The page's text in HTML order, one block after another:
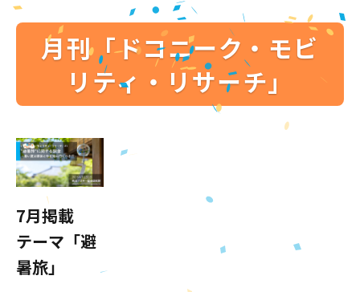
月刊「ドコニーク・モビ
リティ・リサーチ」
7月掲載
テーマ「避
暑旅」